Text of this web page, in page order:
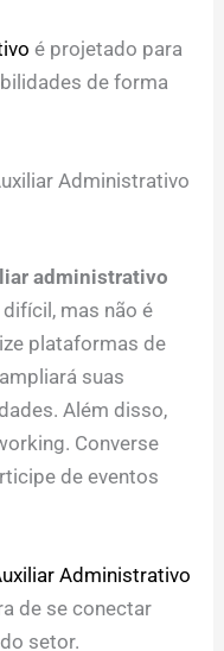
é projetado para
de forma
Administrativo
administrativo
mas não é
plataformas de
suas
Além disso,
Converse
de eventos
Administrativo
de se conectar
setor.